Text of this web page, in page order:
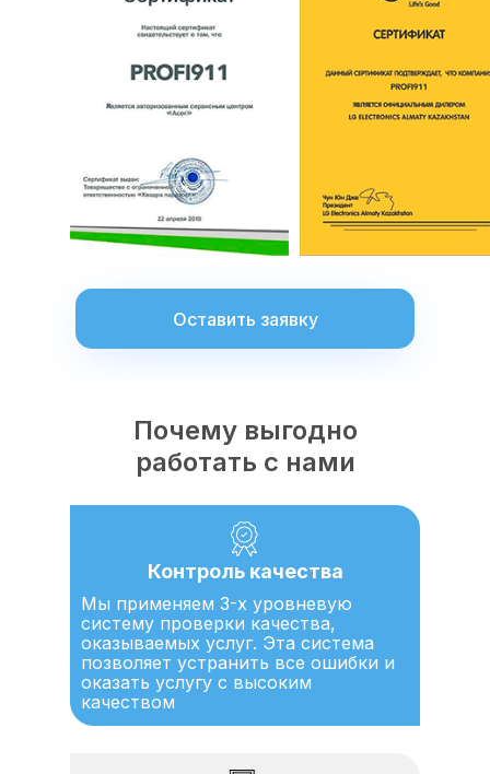
Оставить заявку
Почему выгодно
работать с нами
Контроль качества
Мы применяем 3-х уровневую
систему проверки качества,
оказываемых услуг. Эта система
позволяет устранить все ошибки и
оказать услугу с высоким
качеством